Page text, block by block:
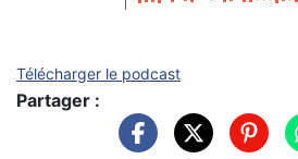
Télécharger le podcast
Partager :